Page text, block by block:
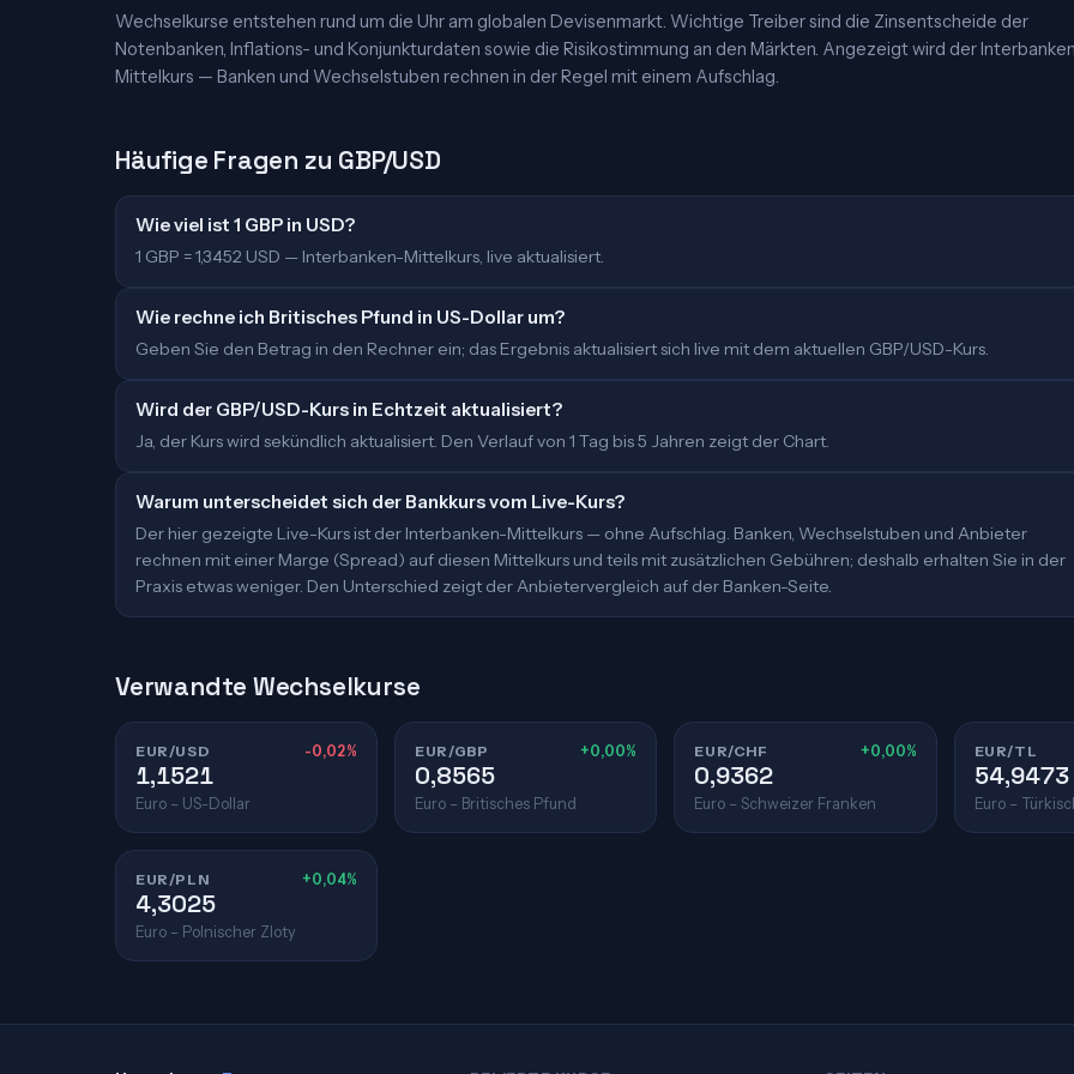
Wechselkurse entstehen rund um die Uhr am globalen Devisenmarkt. Wichtige Treiber sind die Zinsentscheide der
Notenbanken, Inflations- und Konjunkturdaten sowie die Risikostimmung an den Märkten. Angezeigt wird der
Mittelkurs — Banken und Wechselstuben rechnen in der Regel mit einem Aufschlag.
Häufige Fragen zu GBP/USD
Wie viel ist 1 GBP in USD?
1 GBP = 1,3452 USD — Interbanken-Mittelkurs, live aktualisiert.
Wie rechne ich Britisches Pfund in US-Dollar um?
Geben Sie den Betrag in den Rechner ein; das Ergebnis aktualisiert sich live mit dem aktuellen GBP/USD-Kurs.
Wird der GBP/USD-Kurs in Echtzeit aktualisiert?
Ja, der Kurs wird sekündlich aktualisiert. Den Verlauf von 1 Tag bis 5 Jahren zeigt der Chart.
Warum unterscheidet sich der Bankkurs vom Live-Kurs?
Der hier gezeigte Live-Kurs ist der Interbanken-Mittelkurs — ohne Aufschlag. Banken, Wechselstuben und Anbieter
rechnen mit einer Marge (Spread) auf diesen Mittelkurs und teils mit zusätzlichen Gebühren; deshalb erhalten Sie in der
Praxis etwas weniger. Den Unterschied zeigt der Anbietervergleich auf der Banken-Seite.
Verwandte Wechselkurse
EUR/USD -0,02%
1,1521
Euro – US-Dollar
EUR/GBP +0,00%
0,8565
Euro – Britisches Pfund
EUR/CHF +0,00%
0,9362
Euro – Schweizer Franken
EUR/TL
54,9473
Euro –
EUR/PLN +0,04%
4,3025
Euro – Polnischer Zloty